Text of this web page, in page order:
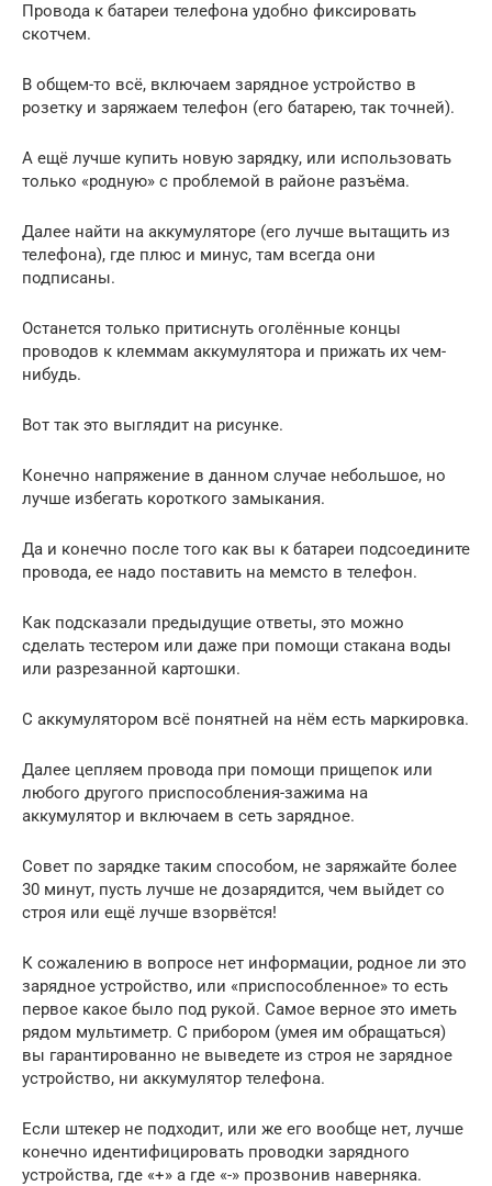
Провода к батареи телефона удобно фиксировать
скотчем.
В общем-то всё, включаем зарядное устройство в
розетку и заряжаем телефон (его батарею, так точней).
А ещё лучше купить новую зарядку, или использовать
только «родную» с проблемой в районе разъёма.
Далее найти на аккумуляторе (его лучше вытащить из
телефона), где плюс и минус, там всегда они
подписаны.
Останется только притиснуть оголённые концы
проводов к клеммам аккумулятора и прижать их чем-
нибудь.
Вот так это выглядит на рисунке.
Конечно напряжение в данном случае небольшое, но
лучше избегать короткого замыкания.
Да и конечно после того как вы к батареи подсоедините
провода, ее надо поставить на мемсто в телефон.
Как подсказали предыдущие ответы, это можно
сделать тестером или даже при помощи стакана воды
или разрезанной картошки.
С аккумулятором всё понятней на нём есть маркировка.
Далее цепляем провода при помощи прищепок или
любого другого приспособления-зажима на
аккумулятор и включаем в сеть зарядное.
Совет по зарядке таким способом, не заряжайте более
30 минут, пусть лучше не дозарядится, чем выйдет со
строя или ещё лучше взорвётся!
К сожалению в вопросе нет информации, родное ли это
зарядное устройство, или «приспособленное» то есть
первое какое было под рукой. Самое верное это иметь
рядом мультиметр. С прибором (умея им обращаться)
вы гарантированно не выведете из строя не зарядное
устройство, ни аккумулятор телефона.
Если штекер не подходит, или же его вообще нет, лучше
конечно идентифицировать проводки зарядного
устройства, где «+» а где «-» прозвонив наверняка.